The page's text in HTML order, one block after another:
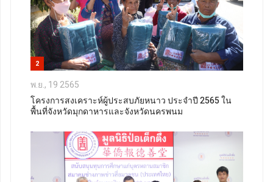
2
พ.ย., 19 2565
โครงการสงเคราะห์ผู้ประสบภัยหนาว ประจำปี 2565 ใน
พื้นที่จังหวัดมุกดาหารและจังหวัดนครพนม